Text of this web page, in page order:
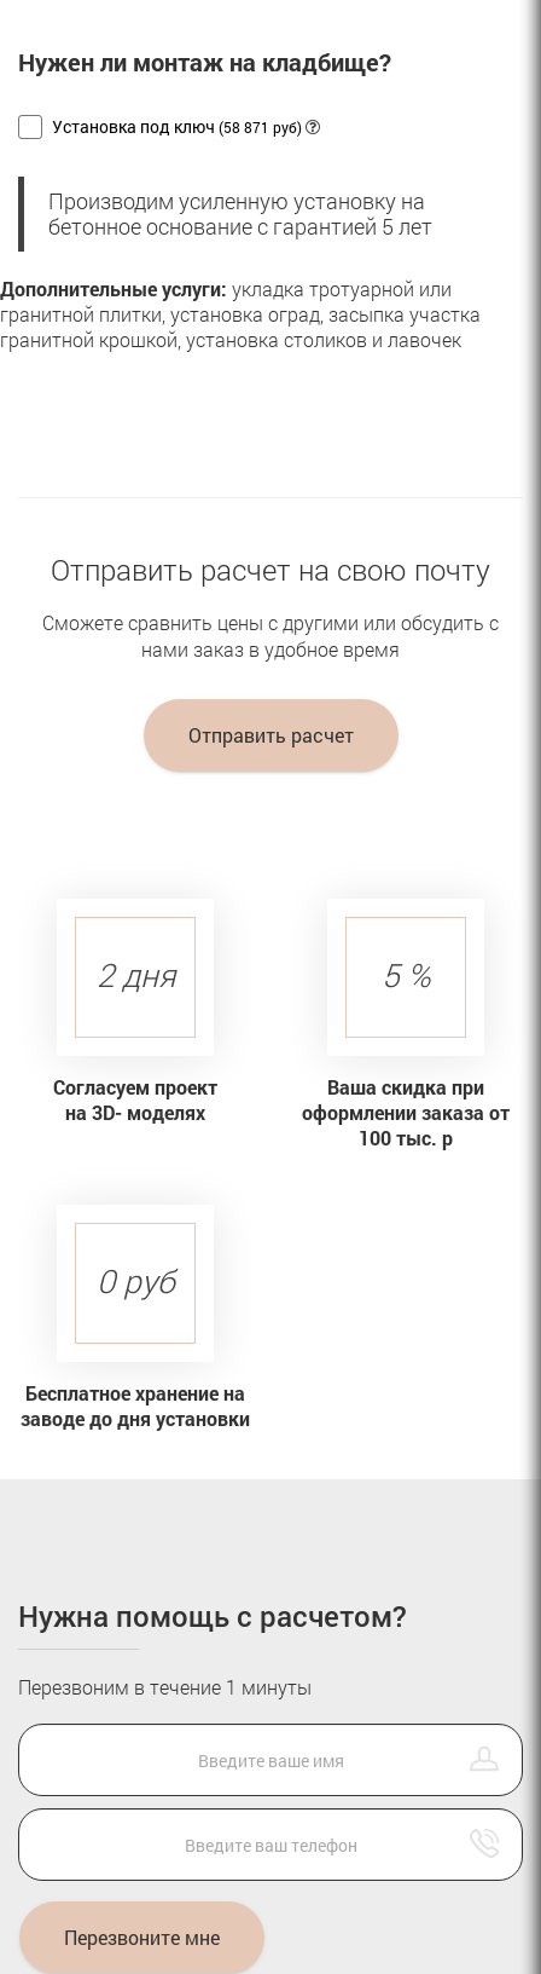
Нужен ли монтаж на кладбище?
Установка под ключ (58 871 руб)
Производим усиленную установку на
бетонное основание с гарантией 5 лет
Дополнительные услуги: укладка тротуарной или
гранитной плитки, установка оград, засыпка участка
гранитной крошкой, установка столиков и лавочек
Отправить расчет на свою почту
Сможете сравнить цены с другими или обсудить с
нами заказ в удобное время
Отправить расчет
2 дня
Согласуем проект
на 3D- моделях
5 %
Ваша скидка при
оформлении заказа от
100 тыс. р
0 руб
Бесплатное хранение на
заводе до дня установки
Нужна помощь с расчетом?
Перезвоним в течение 1 минуты
Перезвоните мне